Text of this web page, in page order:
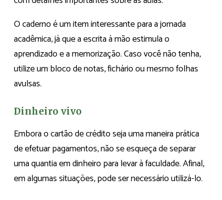
O caderno é um item interessante para a jornada
acadêmica, já que a escrita à mão estimula o
aprendizado e a memorização. Caso você não tenha,
utilize um bloco de notas, fichário ou mesmo folhas
avulsas.
Dinheiro vivo
Embora o cartão de crédito seja uma maneira prática
de efetuar pagamentos, não se esqueça de separar
uma quantia em dinheiro para levar à faculdade. Afinal,
em algumas situações, pode ser necessário utilizá-lo.